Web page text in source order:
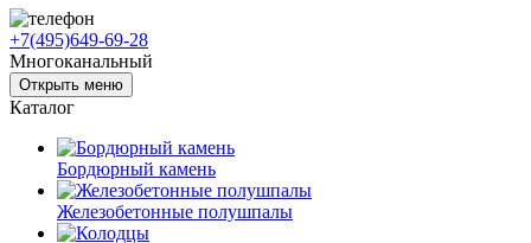
+7(495)649-69-28
Многоканальный
Открыть меню
Каталог
Бордюрный камень
Железобетонные полушпалы